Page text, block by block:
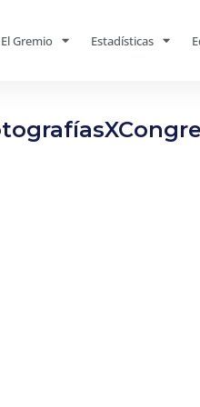
El Gremio Estadísticas